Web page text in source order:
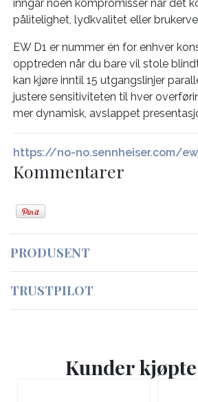
inngår noen kompromisser når det
pålitelighet, lydkvalitet eller
EW D1 er nummer én for enhver
opptreden når du bare vil stole
kan kjøre inntil 15 utgangslinjer
justere sensitiviteten til hver
mer dynamisk, avslappet
https://no-no.sennheiser.com/
Kommentarer
PRODUSENT
TRUSTPILOT
Kunder